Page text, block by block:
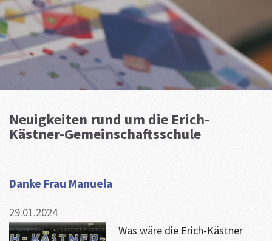
Neuigkeiten rund um die Erich-
Kästner-Gemeinschaftsschule
Danke Frau Manuela
29.01.2024
Was wäre die Erich-Kästner